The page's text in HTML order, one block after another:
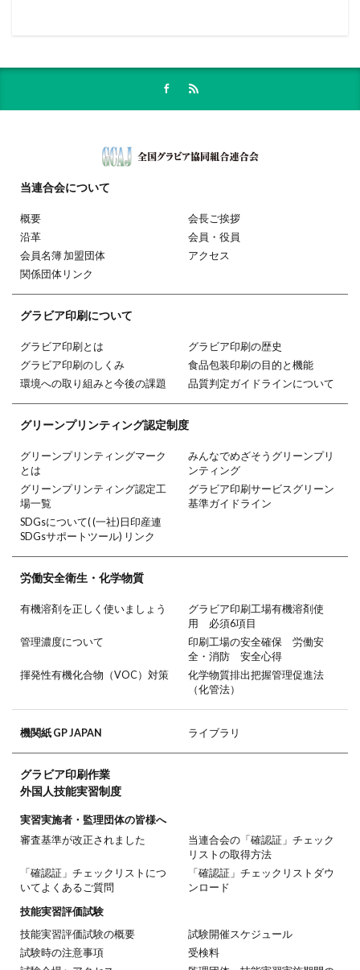
当連合会について
概要
会長ご挨拶
沿革
会員・役員
会員名簿 加盟団体
アクセス
関係団体リンク
グラビア印刷について
グラビア印刷とは
グラビア印刷の歴史
グラビア印刷のしくみ
食品包装印刷の目的と機能
環境への取り組みと今後の課題
品質判定ガイドラインについて
グリーンプリンティング認定制度
グリーンプリンティングマーク
とは
みんなでめざそうグリーンプリ
ンティング
グリーンプリンティング認定工
場一覧
グラビア印刷サービスグリーン
基準ガイドライン
SDGsについて( (一社)日印産連
SDGsサポートツール) リンク
労働安全衛生・ 化学物質
有機溶剤を正しく使いましょう
グラビア印刷工場有機溶剤使
用 必須6項目
管理濃度について
印刷工場の安全確保 労働安
全・消防 安全心得
揮発性有機化合物（VOC）対策
化学物質排出把握管理促進法
（化管法）
機関紙 GP JAPAN ライブラリ
グラビア印刷作業
外国人技能実習制度
実習実施者・監理団体の皆様へ
審査基準が改正されました
当連合会の「確認証」チェック
リストの取得方法
「確認証」チェックリストにつ
いてよくあるご質問
「確認証」チェックリストダウ
ンロード
技能実習評価試験
技能実習評価試験の概要
試験開催スケジュール
試験時の注意事項
受検料